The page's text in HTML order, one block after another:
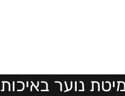
נוער באיכות